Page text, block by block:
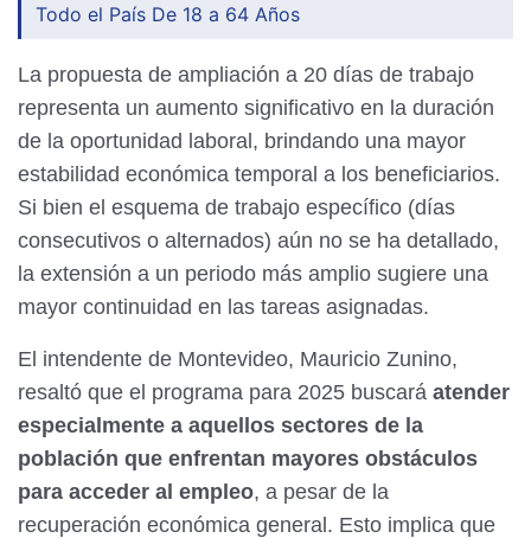
Todo el País De 18 a 64 Años
La propuesta de ampliación a 20 días de trabajo
representa un aumento significativo en la duración
de la oportunidad laboral, brindando una mayor
estabilidad económica temporal a los beneficiarios.
Si bien el esquema de trabajo específico (días
consecutivos o alternados) aún no se ha detallado,
la extensión a un periodo más amplio sugiere una
mayor continuidad en las tareas asignadas.
El intendente de Montevideo, Mauricio Zunino,
resaltó que el programa para 2025 buscará atender
especialmente a aquellos sectores de la
población que enfrentan mayores obstáculos
para acceder al empleo, a pesar de la
recuperación económica general. Esto implica que